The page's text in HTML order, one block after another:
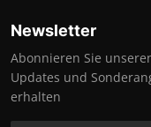
Newsletter
Abonnieren Sie
Updates und
erhalten